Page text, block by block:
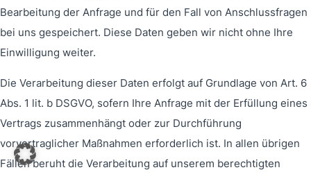
Bearbeitung der Anfrage und für den Fall von Anschlussfragen
bei uns gespeichert. Diese Daten geben wir nicht ohne Ihre
Einwilligung weiter.
Die Verarbeitung dieser Daten erfolgt auf Grundlage von Art. 6
Abs. 1 lit. b DSGVO, sofern Ihre Anfrage mit der Erfüllung eines
Vertrags zusammenhängt oder zur Durchführung
vorvertraglicher Maßnahmen erforderlich ist. In allen übrigen
Fällen beruht die Verarbeitung auf unserem berechtigten